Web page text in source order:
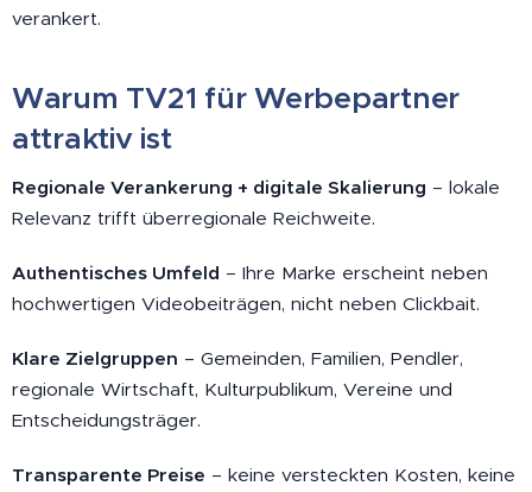
verankert.
Warum TV21 für Werbepartner
attraktiv ist
Regionale Verankerung + digitale Skalierung – lokale
Relevanz trifft überregionale Reichweite.
Authentisches Umfeld – Ihre Marke erscheint neben
hochwertigen Videobeiträgen, nicht neben Clickbait.
Klare Zielgruppen – Gemeinden, Familien, Pendler,
regionale Wirtschaft, Kulturpublikum, Vereine und
Entscheidungsträger.
Transparente Preise – keine versteckten Kosten, keine